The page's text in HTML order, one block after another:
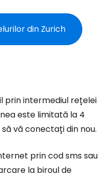
din Zurich
prin intermediul rețelei
este limitată la 4
vă conectați din nou.
prin cod sms sau
la biroul de